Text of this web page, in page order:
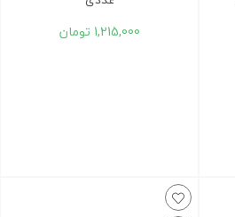
1,215,000 تومان